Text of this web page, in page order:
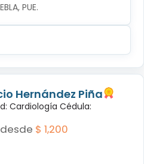
PUE.
Hernández Piña
Cardiología Cédula:
$ 1,200